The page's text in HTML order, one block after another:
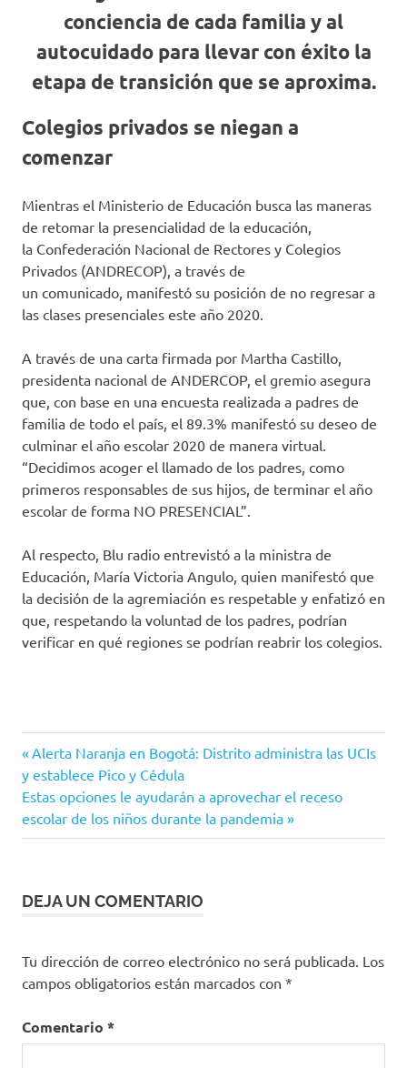
conciencia de cada familia y al
autocuidado para llevar con éxito la
etapa de transición que se aproxima.
Colegios privados se niegan a
comenzar
Mientras el Ministerio de Educación busca las maneras
de retomar la presencialidad de la educación,
la Confederación Nacional de Rectores y Colegios
Privados (ANDRECOP), a través de
un comunicado, manifestó su posición de no regresar a
las clases presenciales este año 2020.
A través de una carta firmada por Martha Castillo,
presidenta nacional de ANDERCOP, el gremio asegura
que, con base en una encuesta realizada a padres de
familia de todo el país, el 89.3% manifestó su deseo de
culminar el año escolar 2020 de manera virtual.
“Decidimos acoger el llamado de los padres, como
primeros responsables de sus hijos, de terminar el año
escolar de forma NO PRESENCIAL”.
Al respecto, Blu radio entrevistó a la ministra de
Educación, María Victoria Angulo, quien manifestó que
la decisión de la agremiación es respetable y enfatizó en
que, respetando la voluntad de los padres, podrían
verificar en qué regiones se podrían reabrir los colegios.
Bioseguridad
Clases
Clases
presenciales
colombia
COVID-
19
Navegación
de
entradas
Entrada
anterior:
Alerta Naranja en Bogotá: Distrito administra las UCIs
y establece Pico y Cédula
Siguiente
entrada:
Estas opciones le ayudarán a aprovechar el receso
escolar de los niños durante la pandemia
DEJA UN COMENTARIO
Tu dirección de correo electrónico no será publicada. Los
campos obligatorios están marcados con *
Comentario *